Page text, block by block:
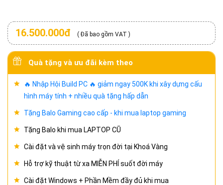
16.500.000đ ( Đã bao gồm VAT )
Quà tặng và ưu đãi kèm theo
🔥 Nhập Hội Build PC 🔥 giảm ngay 500K khi xây dựng cấu
hình máy tính + nhiều quà tặng hấp dẫn
Tặng Balo Gaming cao cấp - khi mua laptop gaming
Tặng Balo khi mua LAPTOP CŨ
Cài đặt và vệ sinh máy trọn đời tại Khoá Vàng
Hỗ trợ kỹ thuật từ xa MIỄN PHÍ suốt đời máy
Cài đặt Windows + Phần Mềm đầy đủ khi mua